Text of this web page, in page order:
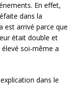
En effet,
dans la
est arrivé parce que
était double et
élevé soi-même a
dans le